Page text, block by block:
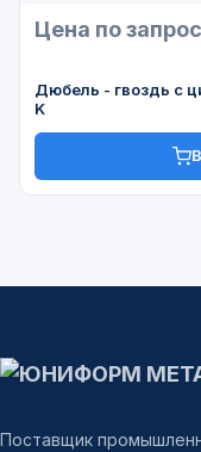
Дюбель - гвоздь с
K
Цена по
Поставщик